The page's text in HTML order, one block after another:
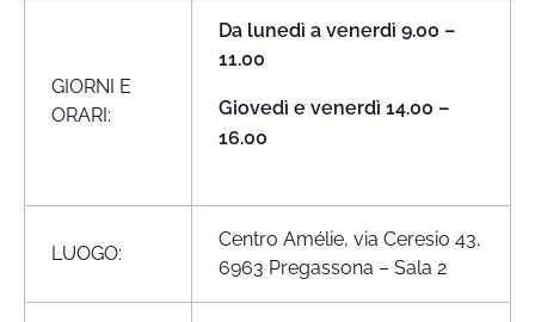
GIORNI E
ORARI:
Da lunedì a venerdì 9.00 –
11.00
Giovedì e venerdì 14.00 –
16.00
LUOGO:
Centro Amélie, via Ceresio 43,
6963 Pregassona – Sala 2